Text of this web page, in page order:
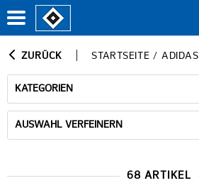
ZURÜCK STARTSEITE / ADIDAS
KATEGORIEN
AUSWAHL VERFEINERN
68 ARTIKEL